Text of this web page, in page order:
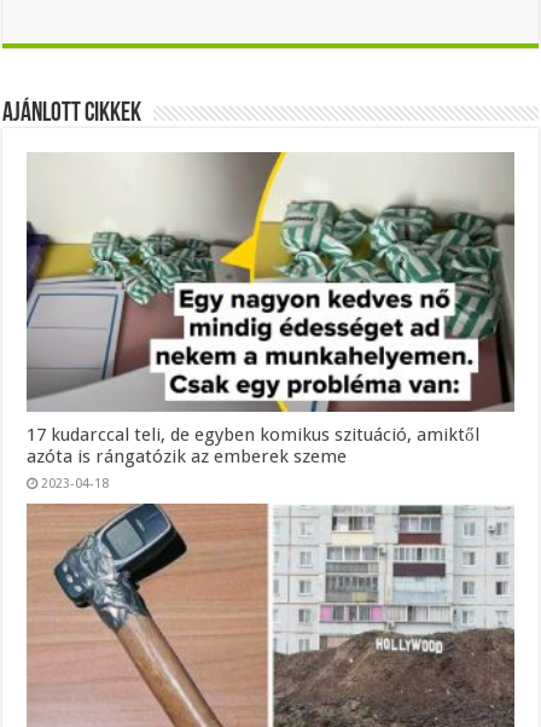
Ajánlott Cikkek
17 kudarccal teli, de egyben komikus szituáció, amiktől
azóta is rángatózik az emberek szeme
2023-04-18